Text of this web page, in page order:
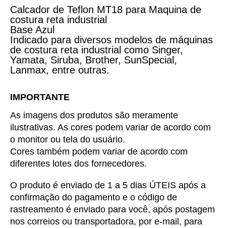
Calcador de Teflon MT18 para Maquina de
costura reta industrial
Base Azul
Indicado para diversos modelos de máquinas
de costura reta industrial como Singer,
Yamata, Siruba, Brother, SunSpecial,
Lanmax, entre outras.
IMPORTANTE
As imagens dos produtos são meramente
ilustrativas. As cores podem variar de acordo com
o monitor ou tela do usuário.
Cores também podem variar de acordo com
diferentes lotes dos fornecedores.
O produto é enviado de 1 a 5 dias ÚTEIS após a
confirmação do pagamento e o código de
rastreamento é enviado para você, após postagem
nos correios ou transportadora, por e-mail, para